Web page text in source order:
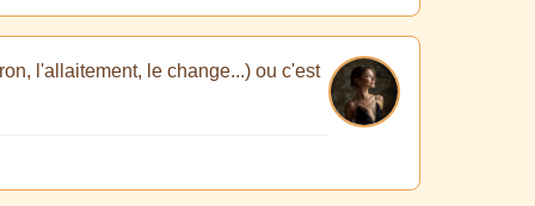
l'allaitement, le change...) ou c'est